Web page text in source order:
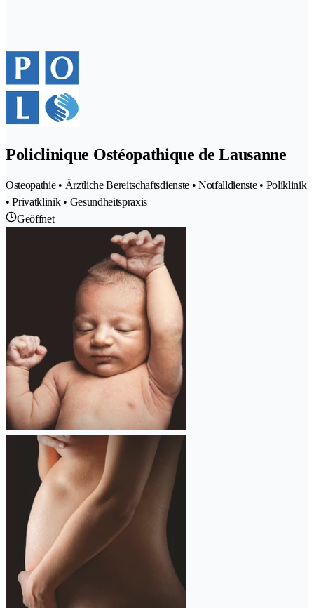
Policlinique Ostéopathique de Lausanne
Osteopathie • Ärztliche Bereitschaftsdienste • Notfalldienste • Poliklinik
• Privatklinik • Gesundheitspraxis
Geöffnet